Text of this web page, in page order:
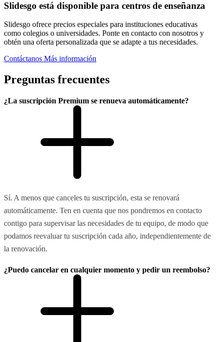
Slidesgo está disponible para centros de enseñanza
Slidesgo ofrece precios especiales para instituciones educativas
como colegios o universidades. Ponte en contacto con nosotros y
obtén una oferta personalizada que se adapte a tus necesidades.
Contáctanos Más información
Preguntas frecuentes
¿La suscripción Premium se renueva automáticamente?
Sí. A menos que canceles tu suscripción, esta se renovará
automáticamente. Ten en cuenta que nos pondremos en contacto
contigo para supervisar las necesidades de tu equipo, de modo que
podamos reevaluar tu suscripción cada año, independientemente de
la renovación.
¿Puedo cancelar en cualquier momento y pedir un reembolso?